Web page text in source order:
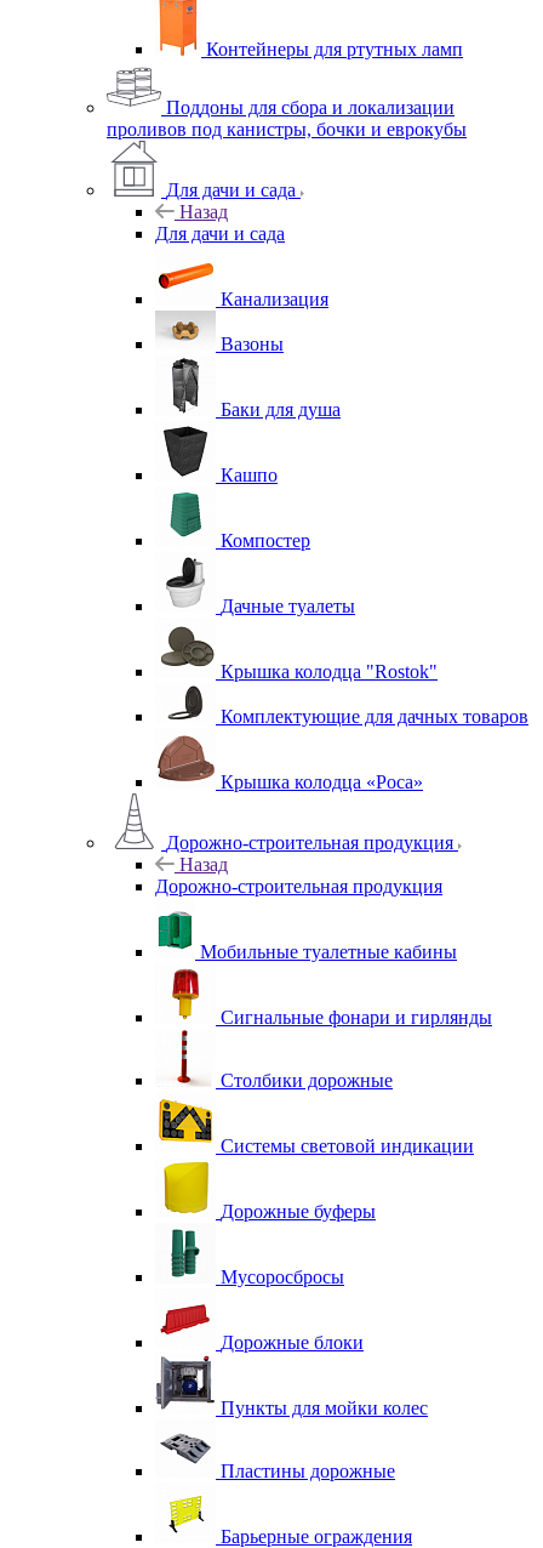
Контейнеры для ртутных ламп
Поддоны для сбора и локализации
проливов под канистры, бочки и еврокубы
Для дачи и сада
Назад
Для дачи и сада
Канализация
Вазоны
Баки для душа
Кашпо
Компостер
Дачные туалеты
Крышка колодца "Rostok"
Комплектующие для дачных товаров
Крышка колодца «Роса»
Дорожно-строительная продукция
Назад
Дорожно-строительная продукция
Мобильные туалетные кабины
Сигнальные фонари и гирлянды
Столбики дорожные
Системы световой индикации
Дорожные буферы
Мусоросбросы
Дорожные блоки
Пункты для мойки колес
Пластины дорожные
Барьерные ограждения